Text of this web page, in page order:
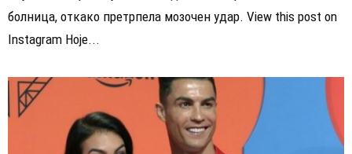
болница, откако претрпела мозочен удар. View this post on
Instagram Hoje...